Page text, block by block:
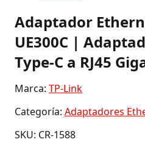
Adaptador
UE300C |
Type-C a RJ45
Marca: TP-Link
Categoría: Adaptadores
SKU: CR-1588